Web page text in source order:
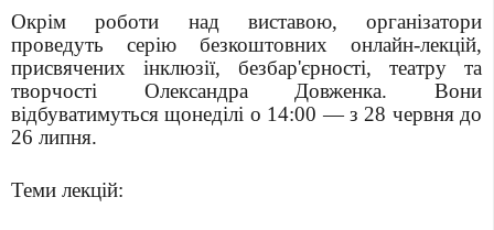
Окрім роботи над виставою, організатори
проведуть серію безкоштовних онлайн-лекцій,
присвячених інклюзії, безбар'єрності, театру та
творчості Олександра Довженка. Вони
відбуватимуться щонеділі о 14:00 — з 28 червня до
26 липня.
Теми лекцій: